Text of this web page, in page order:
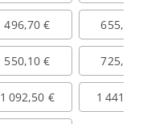
496,70 € 655,10
550,10 € 725,70
1 092,50 € 1